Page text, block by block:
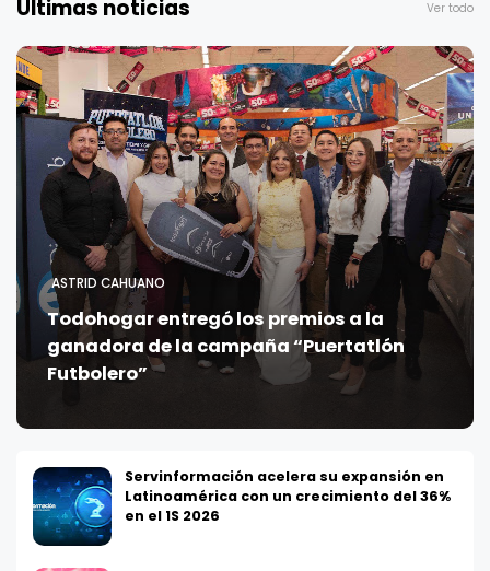
Últimas noticias Ver todo
ASTRID CAHUANO
Todohogar entregó los premios a la
ganadora de la campaña “Puertatlón
Futbolero”
Servinformación acelera su expansión en
Latinoamérica con un crecimiento del 36%
en el 1S 2026